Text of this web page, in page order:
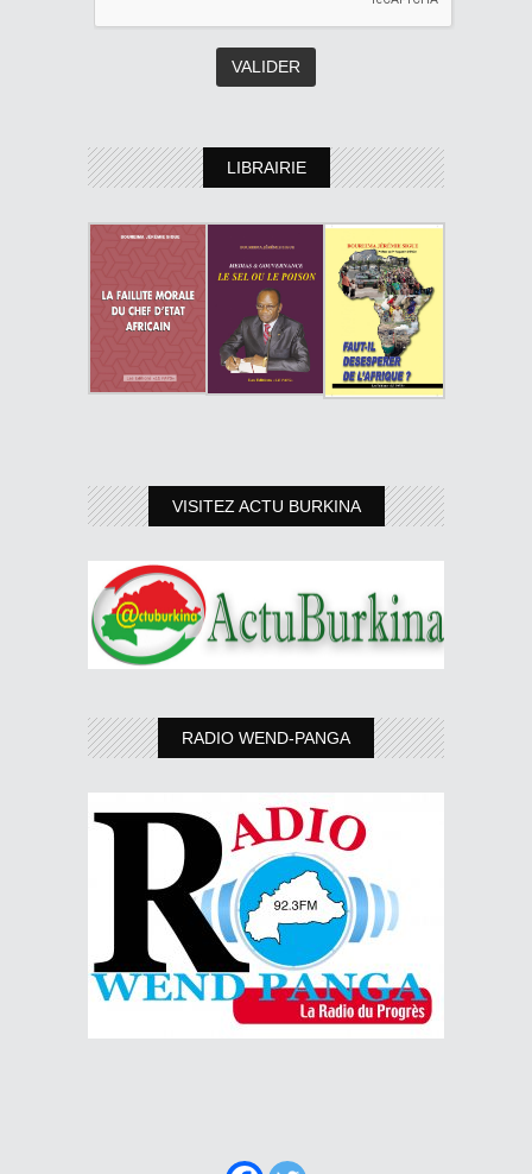
LIBRAIRIE
VISITEZ ACTU BURKINA
RADIO WEND-PANGA